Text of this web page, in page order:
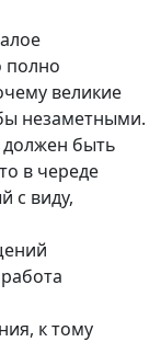
полно
великие
незаметными.
должен быть
в череде
с виду,
к тому